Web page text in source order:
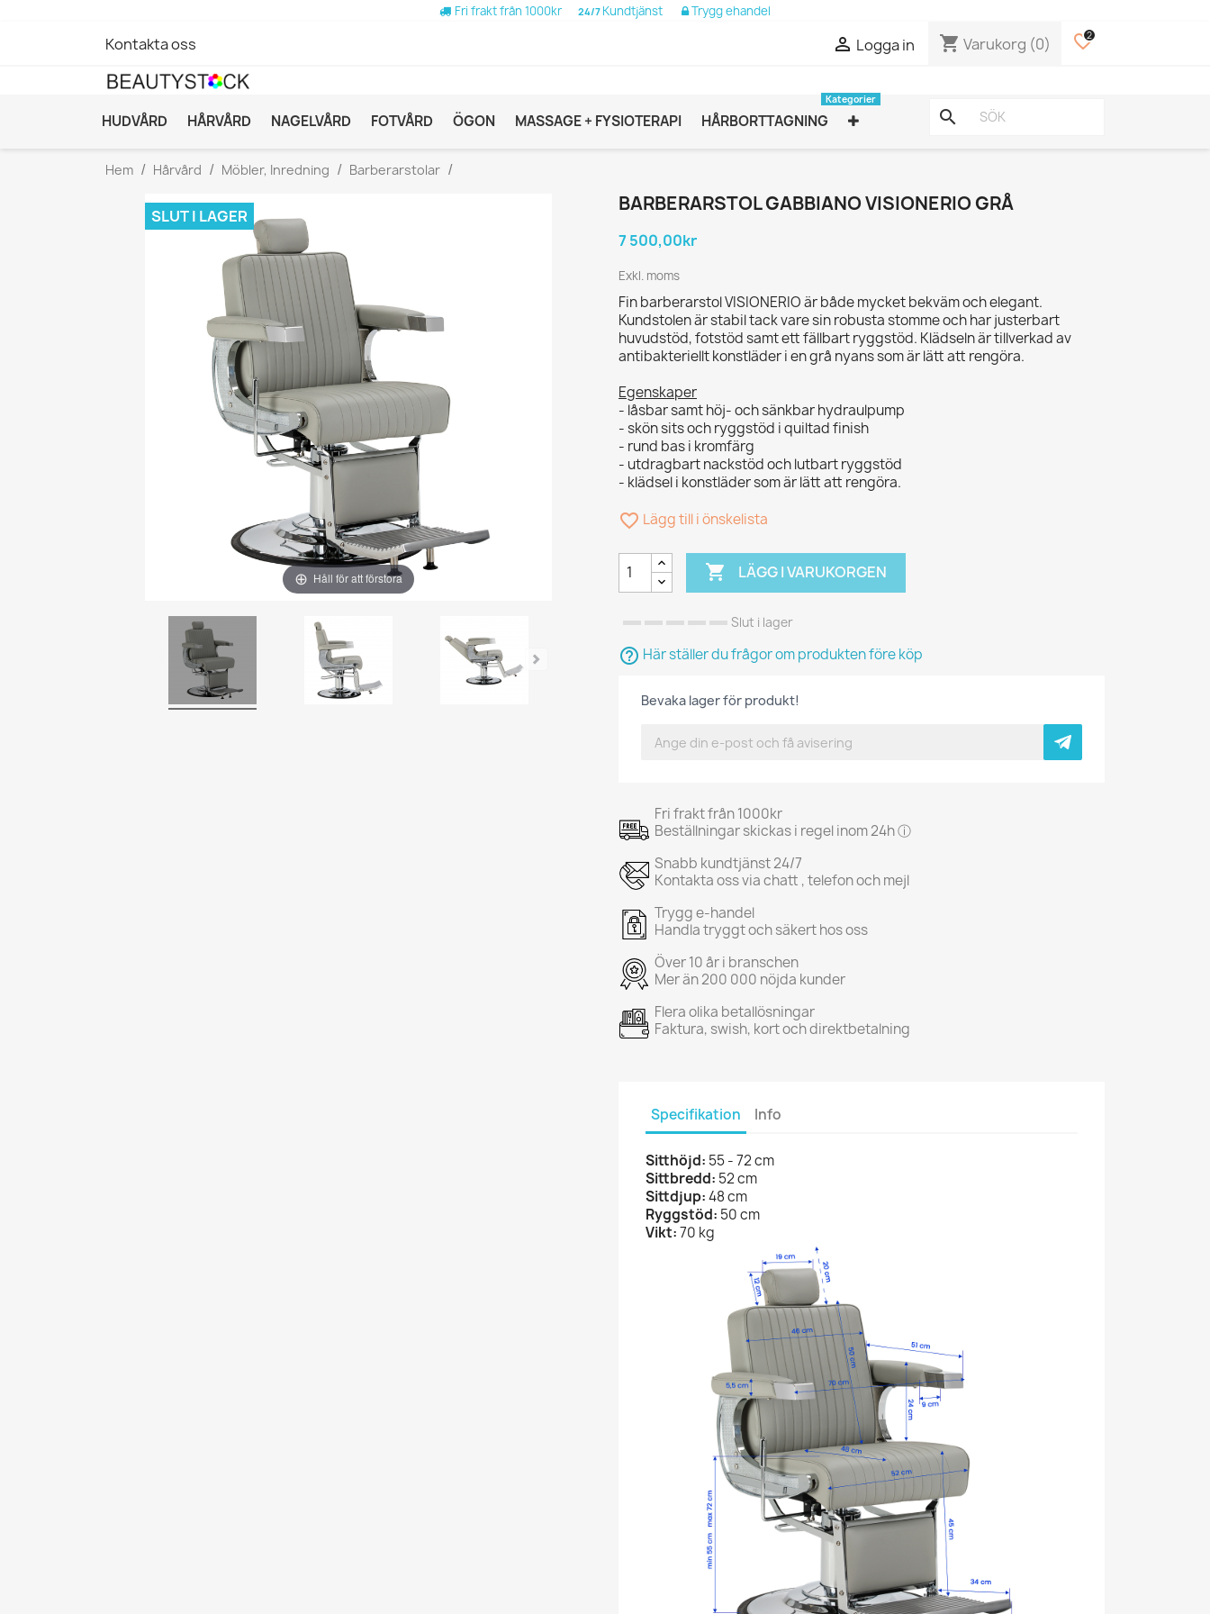
Fri frakt från 1000kr 24/7 Kundtjänst Trygg ehandel
Kontakta oss  Logga in shopping_cart Varukorg (0) favorite_border
2
HUDVÅRD HÅRVÅRD NAGELVÅRD FOTVÅRD ÖGON MASSAGE + FYSIOTERAPI HÅRBORTTAGNING
Kategorier
search
Hem Hårvård Möbler, Inredning Barberarstolar
SLUT I LAGER
Håll för att förstora
BARBERARSTOL GABBIANO VISIONERIO GRÅ
7 500,00kr
Exkl. moms
Fin barberarstol VISIONERIO är både mycket bekväm och elegant.
Kundstolen är stabil tack vare sin robusta stomme och har justerbart
huvudstöd, fotstöd samt ett fällbart ryggstöd. Klädseln är tillverkad av
antibakteriellt konstläder i en grå nyans som är lätt att rengöra.
Egenskaper
- låsbar samt höj- och sänkbar hydraulpump
- skön sits och ryggstöd i quiltad finish
- rund bas i kromfärg
- utdragbart nackstöd och lutbart ryggstöd
- klädsel i konstläder som är lätt att rengöra.
favorite_border Lägg till i önskelista
 LÄGG I VARUKORGEN
Slut i lager
help_outline Här ställer du frågor om produkten före köp
Bevaka lager för produkt!
Fri frakt från 1000kr
Beställningar skickas i regel inom 24h ⓘ
Snabb kundtjänst 24/7
Kontakta oss via chatt , telefon och mejl
Trygg e-handel
Handla tryggt och säkert hos oss
Över 10 år i branschen
Mer än 200 000 nöjda kunder
Flera olika betallösningar
Faktura, swish, kort och direktbetalning
Specifikation Info
Sitthöjd: 55 - 72 cm
Sittbredd: 52 cm
Sittdjup:48 cm
Ryggstöd: 50 cm
Vikt:70 kg